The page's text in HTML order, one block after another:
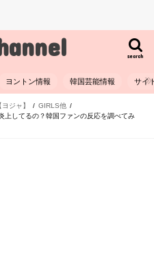
search
ヨントン情報 韓国芸能情報 サイ
ジャ】
GIRLS他
上してるの？韓国ファンの反応を調べてみ